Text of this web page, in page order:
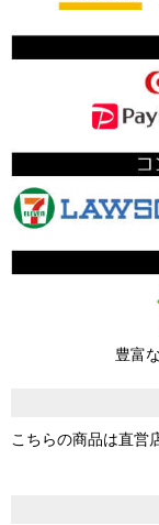
豊富
こちらの商品は直営